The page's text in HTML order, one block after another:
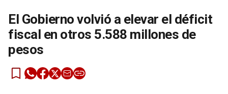
El Gobierno volvió a elevar el déficit
fiscal en otros 5.588 millones de
pesos